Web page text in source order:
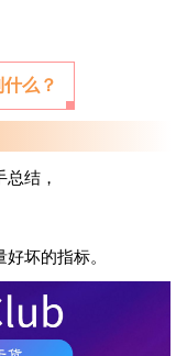
么？
结，
坏的指标。